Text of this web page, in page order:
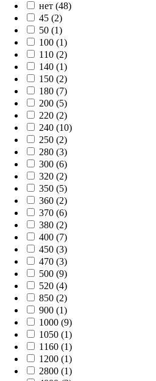
нет (48)
45 (2)
50 (1)
100 (1)
110 (2)
140 (1)
150 (2)
180 (7)
200 (5)
220 (2)
240 (10)
250 (2)
280 (3)
300 (6)
320 (2)
350 (5)
360 (2)
370 (6)
380 (2)
400 (7)
450 (3)
470 (3)
500 (9)
520 (4)
850 (2)
900 (1)
1000 (9)
1050 (1)
1160 (1)
1200 (1)
2800 (1)